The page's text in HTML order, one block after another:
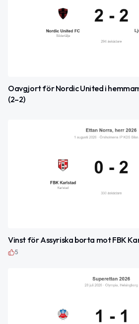
Oavgjort för Nordic United i
(2–2)
Vinst för Assyriska borta mot FBK
5